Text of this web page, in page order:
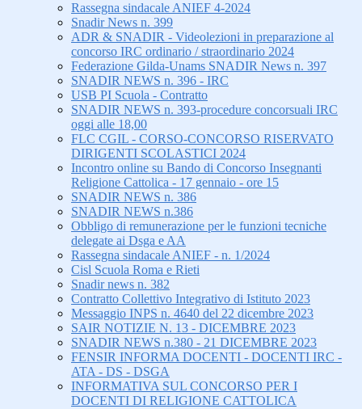
Rassegna sindacale ANIEF 4-2024
Snadir News n. 399
ADR & SNADIR - Videolezioni in preparazione al
concorso IRC ordinario / straordinario 2024
Federazione Gilda-Unams SNADIR News n. 397
SNADIR NEWS n. 396 - IRC
USB PI Scuola - Contratto
SNADIR NEWS n. 393-procedure concorsuali IRC
oggi alle 18,00
FLC CGIL - CORSO-CONCORSO RISERVATO
DIRIGENTI SCOLASTICI 2024
Incontro online su Bando di Concorso Insegnanti
Religione Cattolica - 17 gennaio - ore 15
SNADIR NEWS n. 386
SNADIR NEWS n.386
Obbligo di remunerazione per le funzioni tecniche
delegate ai Dsga e AA
Rassegna sindacale ANIEF - n. 1/2024
Cisl Scuola Roma e Rieti
Snadir news n. 382
Contratto Collettivo Integrativo di Istituto 2023
Messaggio INPS n. 4640 del 22 dicembre 2023
SAIR NOTIZIE N. 13 - DICEMBRE 2023
SNADIR NEWS n.380 - 21 DICEMBRE 2023
FENSIR INFORMA DOCENTI - DOCENTI IRC -
ATA - DS - DSGA
INFORMATIVA SUL CONCORSO PER I
DOCENTI DI RELIGIONE CATTOLICA